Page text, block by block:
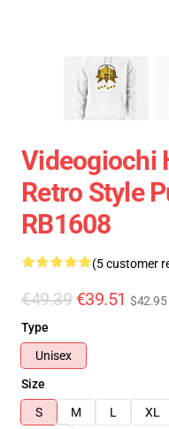
Videogiochi
Retro Style
RB1608
(5 customer
€49.39 €39.51 $42.95
Type
Unisex
Size
S
M L XL